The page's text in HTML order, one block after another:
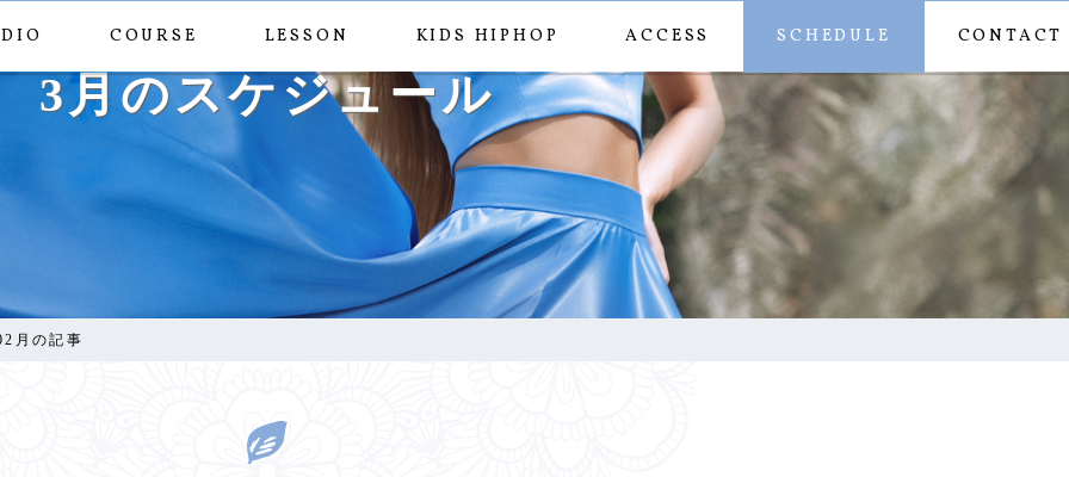
COURSE LESSON KIDS HIPHOP ACCESS SCHEDULE CONTACT
3月のスケジュール
月の記事